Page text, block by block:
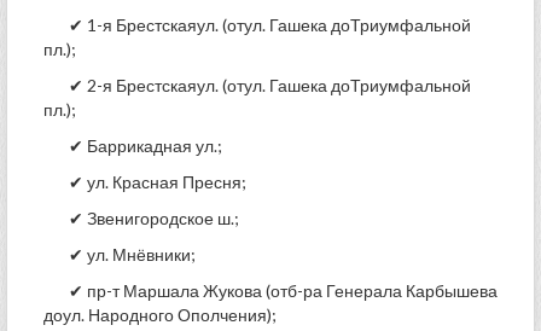
✔ 1-я Брестскаяул. (отул. Гашека доТриумфальной
пл.);
✔ 2-я Брестскаяул. (отул. Гашека доТриумфальной
пл.);
✔ Баррикадная ул.;
✔ ул. Красная Пресня;
✔ Звенигородское ш.;
✔ ул. Мнёвники;
✔ пр-т Маршала Жукова (отб-ра Генерала Карбышева
доул. Народного Ополчения);